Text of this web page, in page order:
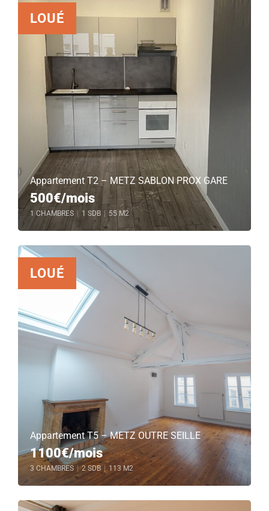
LOUÉ
Appartement T2 – METZ SABLON PROX GARE
500€/mois
1 CHAMBRES 1 SDB 55 M2
LOUÉ
Appartement T5 – METZ OUTRE SEILLE
1100€/mois
3 CHAMBRES 2 SDB | 113 M2